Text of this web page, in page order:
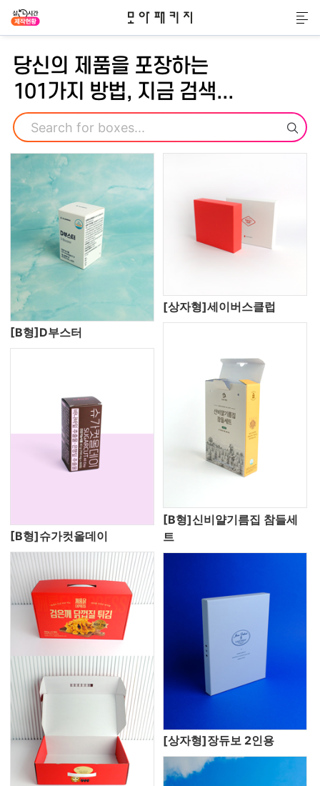
모아패키지
메
당신의 제품을 포장하는
101가지 방법, 지금 검색...
검색
[B형]D부스터
[상자형]세이버스클럽
[B형]슈가컷올데이
[B형]신비얄기름집 참들세
트
[상자형]장듀보 2인용